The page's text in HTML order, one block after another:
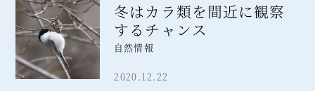
冬はカラ類を間近に観察
するチャンス
自然情報
2020.12.22